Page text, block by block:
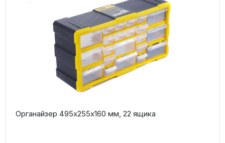
Органайзер 495х255х160 мм, 22 ящика